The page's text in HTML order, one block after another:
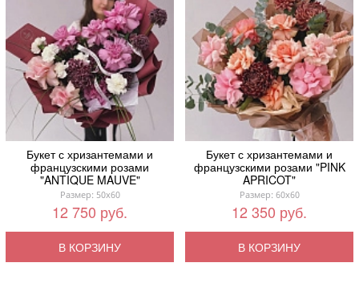
Букет с хризантемами и
французскими розами
"ANTIQUE MAUVE"
Размер: 50x60
12 750 руб.
В КОРЗИНУ
Букет с хризантемами и
французскими розами "PINK
APRICOT"
Размер: 60x60
12 350 руб.
В КОРЗИНУ